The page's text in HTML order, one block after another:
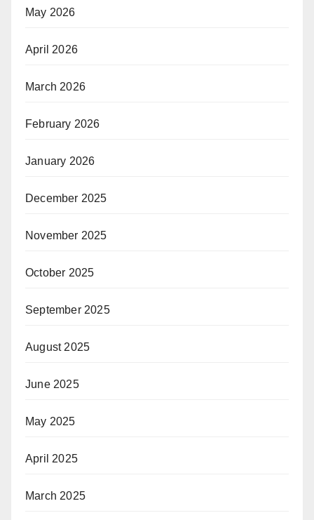
May 2026
April 2026
March 2026
February 2026
January 2026
December 2025
November 2025
October 2025
September 2025
August 2025
June 2025
May 2025
April 2025
March 2025